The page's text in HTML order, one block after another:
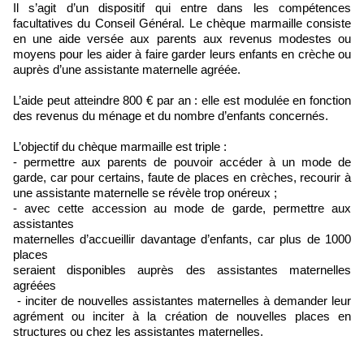
Il s’agit d’un dispositif qui entre dans les compétences
facultatives du Conseil Général. Le chèque marmaille consiste
en une aide versée aux parents aux revenus modestes ou
moyens pour les aider à faire garder leurs enfants en crèche ou
auprès d’une assistante maternelle agréée.
L’aide peut atteindre 800 € par an : elle est modulée en fonction
des revenus du ménage et du nombre d’enfants concernés.
L’objectif du chèque marmaille est triple :
- permettre aux parents de pouvoir accéder à un mode de
garde, car pour certains, faute de places en crèches, recourir à
une assistante maternelle se révèle trop onéreux ;
- avec cette accession au mode de garde, permettre aux
assistantes
maternelles d’accueillir davantage d’enfants, car plus de 1000
places
seraient disponibles auprès des assistantes maternelles
agréées
- inciter de nouvelles assistantes maternelles à demander leur
agrément ou inciter à la création de nouvelles places en
structures ou chez les assistantes maternelles.